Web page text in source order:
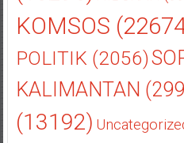
KOMSOS
POLITIK(2056)
KALIMANTAN
(13192)